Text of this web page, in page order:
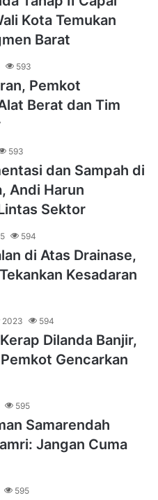
Kota Temukan
Barat
593
Pemkot
Berat dan Tim
593
dan Sampah di
Andi Harun
Sektor
594
di Atas Drainase,
Kesadaran
2023 594
Dilanda Banjir,
Gencarkan
595
Samarendah
Jangan Cuma
595